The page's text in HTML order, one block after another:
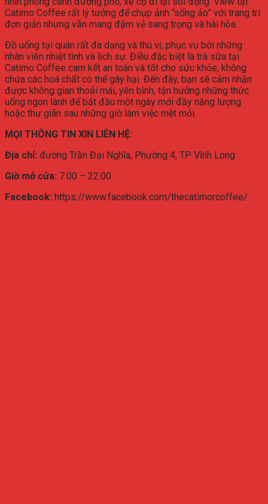
Catimo Coffee rất lý tưởng để chụp ảnh “sống ảo” với trang trí
đơn giản nhưng vẫn mang đậm vẻ sang trọng và hài hòa.
Đồ uống tại quán rất đa dạng và thú vị, phục vụ bởi những
nhân viên nhiệt tình và lịch sự. Điều đặc biệt là trà sữa tại
Catimo Coffee cam kết an toàn và tốt cho sức khỏe, không
chứa các hoá chất có thể gây hại. Đến đây, bạn sẽ cảm nhận
được không gian thoải mái, yên bình, tận hưởng những thức
uống ngon lành để bắt đầu một ngày mới đầy năng lượng
hoặc thư giãn sau những giờ làm việc mệt mỏi.
MỌI THÔNG TIN XIN LIÊN HỆ:
Địa chỉ: đường Trần Đại Nghĩa, Phường 4, TP Vĩnh Long
Giờ mở cửa: 7:00 – 22:00
Facebook: https://www.facebook.com/thecatimorcoffee/